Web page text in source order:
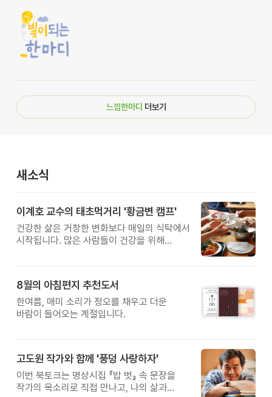
느낌한마디 더보기
새소식
이계호 교수의 태초먹거리 '황금변 캠프'
건강한 삶은 거창한 변화보다 매일의 식탁에서
시작됩니다. 많은 사람들이 건강을 위해
받은 이계호 교수와 함께하는 태초먹거리
황금변 캠프
8월의 아침편지 추천도서
한여름, 매미 소리가 정오를 채우고 더운
바람이 들어오는 계절입니다.
고도원 작가와 함께 '풍덩 사랑하자'
이번 북토크는 명상시집 『밥 벗』 속 문장을
작가의 목소리로 직접 만나고, 나의 삶과